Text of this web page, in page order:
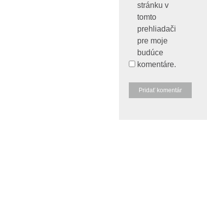
stránku v
tomto
prehliadači
pre moje
budúce
komentáre.